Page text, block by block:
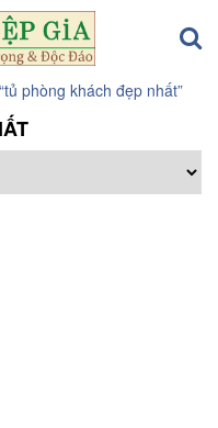
phòng khách đẹp nhất”